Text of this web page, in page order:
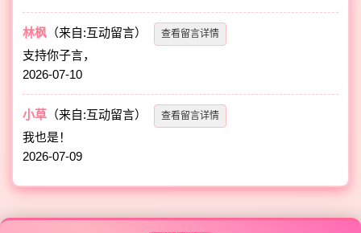
林枫 （来自:互动留言） 查看留言详情
支持你子言，
2026-07-10
小草 （来自:互动留言） 查看留言详情
我也是！
2026-07-09